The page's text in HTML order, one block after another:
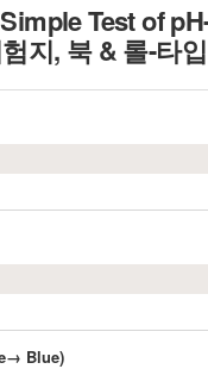
Test of
지, 북 & 롤-타입
Blue)